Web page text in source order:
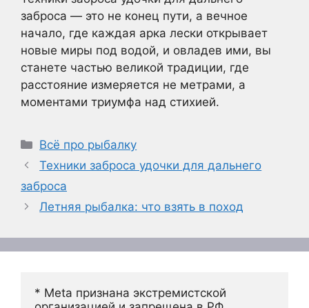
заброса — это не конец пути, а вечное
начало, где каждая арка лески открывает
новые миры под водой, и овладев ими, вы
станете частью великой традиции, где
расстояние измеряется не метрами, а
моментами триумфа над стихией.
Рубрики
Всё про рыбалку
Техники заброса удочки для дальнего
заброса
Летняя рыбалка: что взять в поход
* Meta признана экстремистской